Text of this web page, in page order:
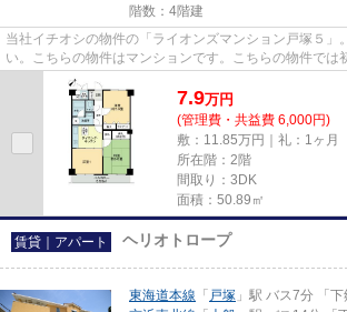
階数：4階建
当社イチオシの物件の「ライオンズマンション戸塚５」
い。こちらの物件はマンションです。こちらの物件では
払いいただけます。東海道本線...
7.9万円
(管理費・共益費 6,000円)
敷：11.85万円｜礼：1ヶ月
所在階：2階
間取り：3DK
面積：50.89㎡
賃貸｜アパート ヘリオトロープ
東海道本線 「 戸塚 」駅 バス7分 「